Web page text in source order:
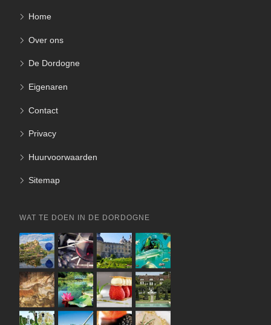
Home
Over ons
De Dordogne
Eigenaren
Contact
Privacy
Huurvoorwaarden
Sitemap
WAT TE DOEN IN DE DORDOGNE